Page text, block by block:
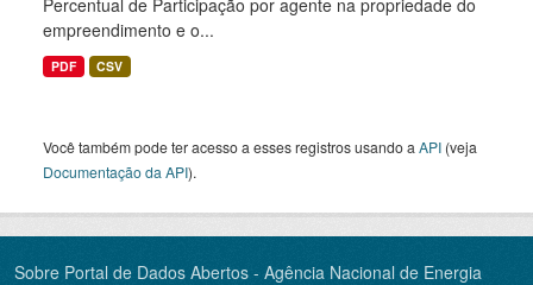
Percentual de Participação por agente na propriedade do
empreendimento e o...
PDF CSV
Você também pode ter acesso a esses registros usando a API (veja
Documentação da API).
Sobre Portal de Dados Abertos - Agência Nacional de Energia